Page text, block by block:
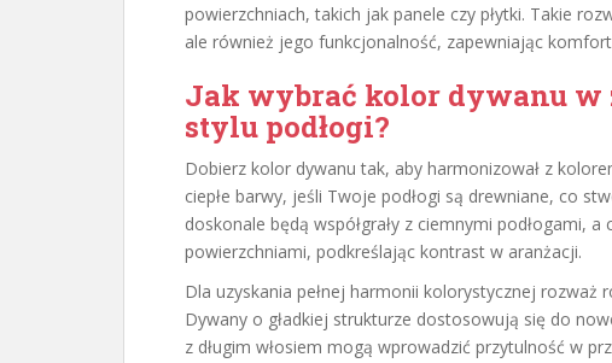
powierzchniach, takich jak panele czy płytki. Takie
ale również jego funkcjonalność, zapewniając
Jak wybrać kolor dywanu w
stylu podłogi?
Dobierz kolor dywanu tak, aby harmonizował z
ciepłe barwy, jeśli Twoje podłogi są drewniane, co
doskonale będą współgrały z ciemnymi podłogami,
powierzchniami, podkreślając kontrast w aranżacji.
Dla uzyskania pełnej harmonii kolorystycznej rozważ
Dywany o gładkiej strukturze dostosowują się do
z długim włosiem mogą wprowadzić przytulność w